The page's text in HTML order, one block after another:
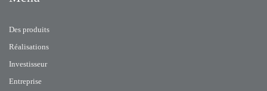
Des produits
Réalisations
Investisseur
Entreprise